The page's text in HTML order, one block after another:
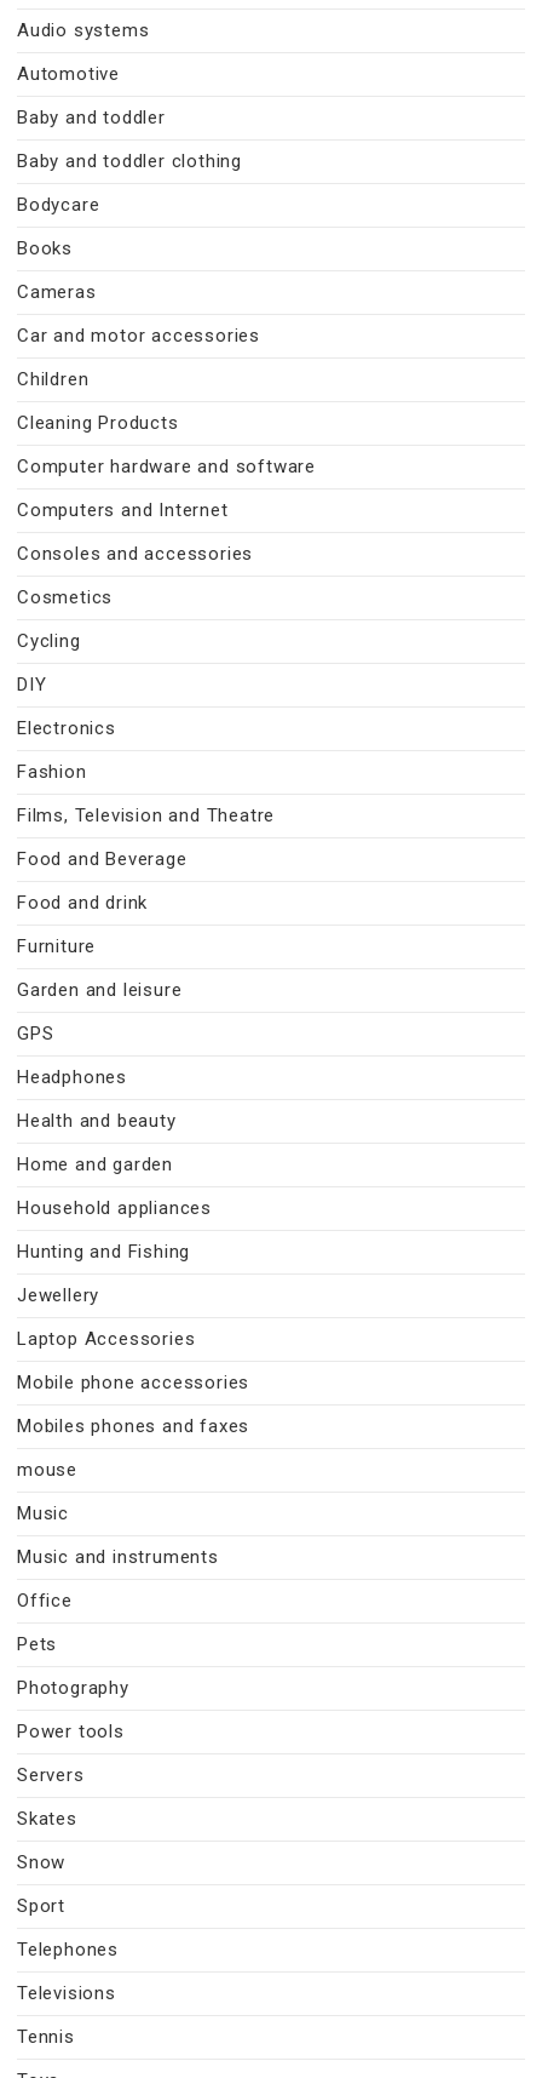
Audio systems
Automotive
Baby and toddler
Baby and toddler clothing
Bodycare
Books
Cameras
Car and motor accessories
Children
Cleaning Products
Computer hardware and software
Computers and Internet
Consoles and accessories
Cosmetics
Cycling
DIY
Electronics
Fashion
Films, Television and Theatre
Food and Beverage
Food and drink
Furniture
Garden and leisure
GPS
Headphones
Health and beauty
Home and garden
Household appliances
Hunting and Fishing
Jewellery
Laptop Accessories
Mobile phone accessories
Mobiles phones and faxes
mouse
Music
Music and instruments
Office
Pets
Photography
Power tools
Servers
Skates
Snow
Sport
Telephones
Televisions
Tennis